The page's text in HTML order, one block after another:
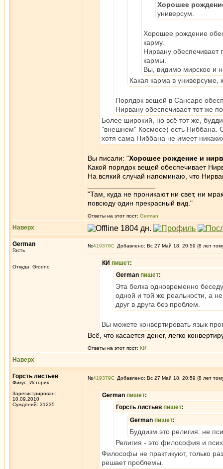
Хорошее
универсум.
Хорошее рождение
карму.
Нирвану обеспечивает
кармы.
Вы, видимо мирское и
Какая карма в универсуме,
Порядок вещей в Сансаре
Нирвану обеспечивает тот же
Более широкий, но всё тот же,
"внешнем" Космосе) есть Ниббана.
хотя сама Ниббана не имеет
Вы писали: "Хорошее рождение и
Какой порядок вещей обеспечивает
На всякий случай напоминаю, что
"Там, куда не проникают ни свет, ни
повсюду один прекрасный вид."
Ответы на этот пост: German
Наверх
German
Гость
Откуда: Grodno
№419378 Добавлено: Вс 27 Май 18, 20:59 (8 лет
КИ пишет:
German пишет:
Эта белка одновременно
одной и той же реальности, а
друг в друга без проблем.
Вы можете конвертировать язык
Всё, что касается денег, легко
Ответы на этот пост: КИ
Наверх
Горсть листьев
Фикус, Историк
Зарегистрирован:
10.09.2010
Суждений: 31235
№419379 Добавлено: Вс 27 Май 18, 20:59 (8 лет
German пишет:
Горсть листьев пишет:
German пишет:
Буддизм это религия: не
Религия - это философия и
Философы не практикуют, только
решает проблемы.